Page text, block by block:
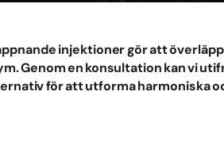
injektioner gör att
Genom en konsultation kan vi
för att utforma harmoniska